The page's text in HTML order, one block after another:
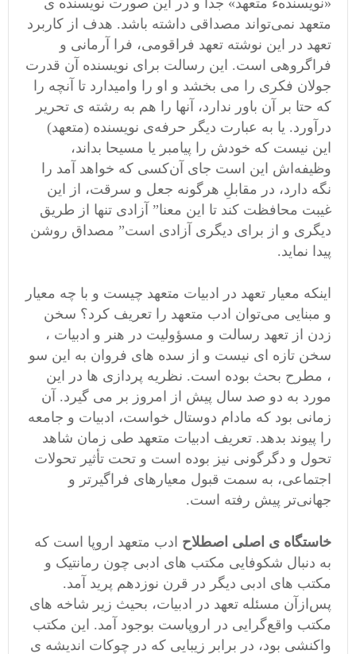
«نویسندهء متعهد» جدا و در این صورت نویسنده ی
متعهد نمی‌تواند مصداقی داشته باشد. هدف از کاربرد
تعهد در این نوشته تعهد فراقومی، فرا آرمانی و
فراگروهی است. این رسالت برای نویسنده آن قدرت
جولان فکری را می بخشد و او را وامیدارد تا آنچه را
که حتا بر آن باور ندارد، آنها را هم به رشته ی تحریر
درآورد‌. یا به عبارت دیگر حرفه‌ی نویسنده (متعهد)
این نیست که خودش را پیامبر یا مسیحا بداند،
وظیفه‌اش این است جای آن‌کسی که خواهد آمد را
نگه دارد، در مقابلِ هرگونه جعل و سرقت، از این
غیبت محافظت کند تا این معنا” آزادی تنها از طریق
دیگری و از برای دیگری آزادی است” مصداق روشن
پیدا نماید.
اینکه معیار تعهد در ادبیات متعهد چیست و با چه معیار
و مبنایی می‌توان ادب متعهد را تعریف کرد؟ سخن
زدن از تعهد رسالت و مسؤوليت در هنر و ادبيات ،
سخن تازه ای نيست و از سده های فروان به اين سو
، مطرح بحث بوده است. نظریه پردازی ها در این
مورد به دو صد سال پيش از امروز بر می گيرد. آن
زمانی بود که مادام دوستال خواست، ادبيات و جامعه
را پیوند بدهد. تعریف ادبیات متعهد طی زمان شاهد
تحول و دگرگونی نیز بوده است و تحت تأثیر تحولات
اجتماعی، به سمت قبول معیارهای فراگیرتر و
جهانی‌تر پیش رفته است.
خاستگاه ی اصلی اصطلاح ادب متعهد اروپا است که
به دنبال شکوفایی مکتب های ادبی چون رمانتیک و
مکتب های ادبی دیگر در قرن نوزدهم پرید آمد.
پس‌ازآن مسئله تعهد در ادبیات، بحیث زیر شاخه های
مکتب واقع‌گرایی در اروپاست بوجود آمد. این مکتب
واکنشی بود، در برابر‌ زیبایی‌ که در چوکات اندیشه ی